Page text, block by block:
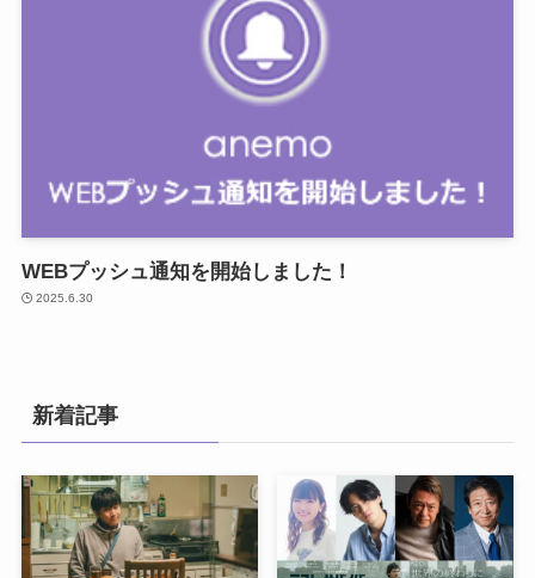
WEBプッシュ通知を開始しました！
2025.6.30
新着記事